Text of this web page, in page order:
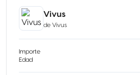
Vivus
de Vivus
Importe
Edad